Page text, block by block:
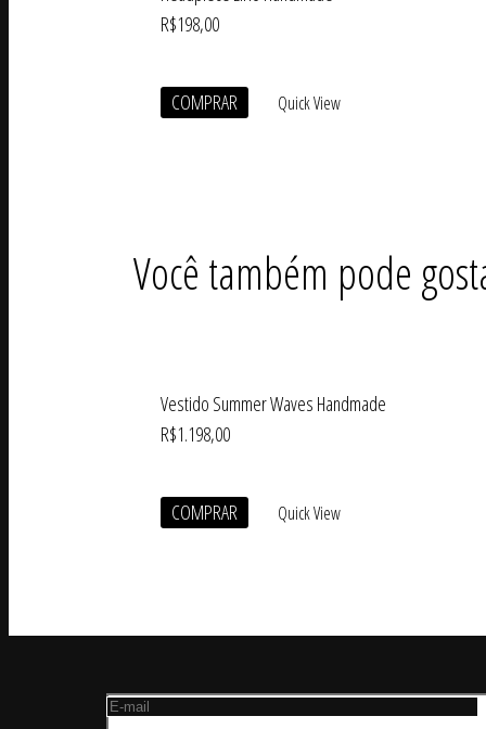
R$198,00
COMPRAR Quick View
Você também pode
Vestido Summer Waves Handmade
R$1.198,00
COMPRAR Quick View